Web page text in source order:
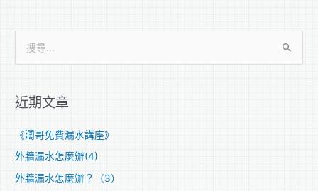
鍵
近期文章
《濶哥免費漏水講座》
外牆漏水怎麼辦(4)
外牆漏水怎麼辦？（3）